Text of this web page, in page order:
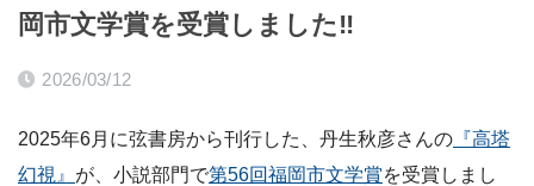
岡市文学賞を受賞しました‼
2026/03/12
2025年6月に弦書房から刊行した、丹生秋彦さんの 『高塔
幻視』 が、小説部門で第56回福岡市文学賞を受賞しまし